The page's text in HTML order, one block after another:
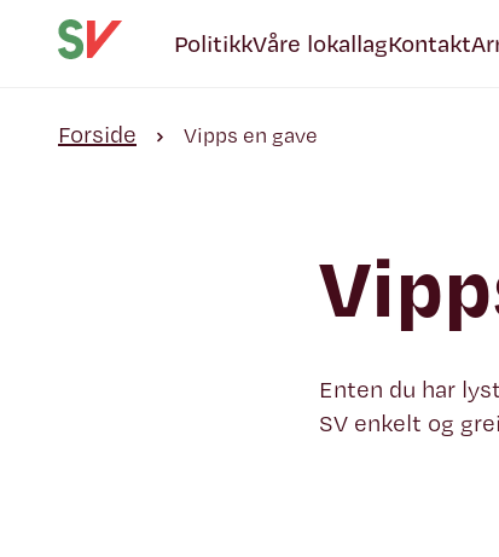
PolitikkVåre lokallagKontakt
Forside Vipps en gave
Enten du har
SV enkelt og